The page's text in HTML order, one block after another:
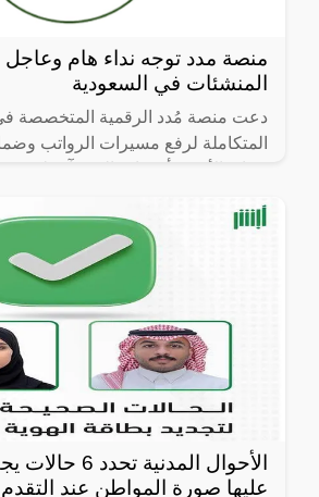
منصة مدد توجه نداء هام
المنشئات في السعودية
دعت منصة مُدد الرقمية المتخصصة
المتكاملة لرفع مسيرات الرواتب
الأحوال المدنية
عليها صورة المواطن عند